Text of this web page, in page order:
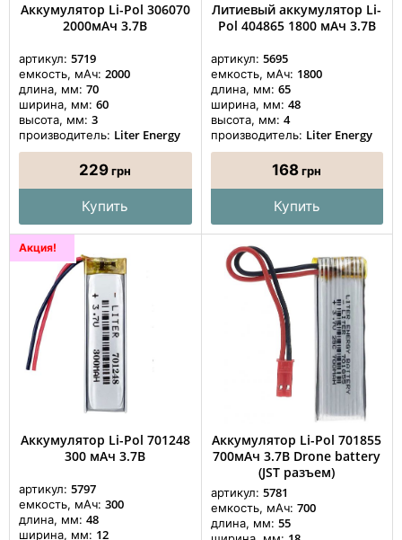
Аккумулятор Li-Pol 306070
2000мАч 3.7В
артикул: 5719
емкость, мАч: 2000
длина, мм: 70
ширина, мм: 60
высота, мм: 3
производитель: Liter Energy
229грн
Купить
Литиевый аккумулятор Li-
Pol 404865 1800 мАч 3.7В
артикул: 5695
емкость, мАч: 1800
длина, мм: 65
ширина, мм: 48
высота, мм: 4
производитель: Liter Energy
168грн
Купить
Акция!
Аккумулятор Li-Pol 701248
300 мАч 3.7В
артикул: 5797
емкость, мАч: 300
длина, мм: 48
ширина, мм: 12
Аккумулятор Li-Pol 701855
700мАч 3.7В Drone battery
(JST разъем)
артикул: 5781
емкость, мАч: 700
длина, мм: 55